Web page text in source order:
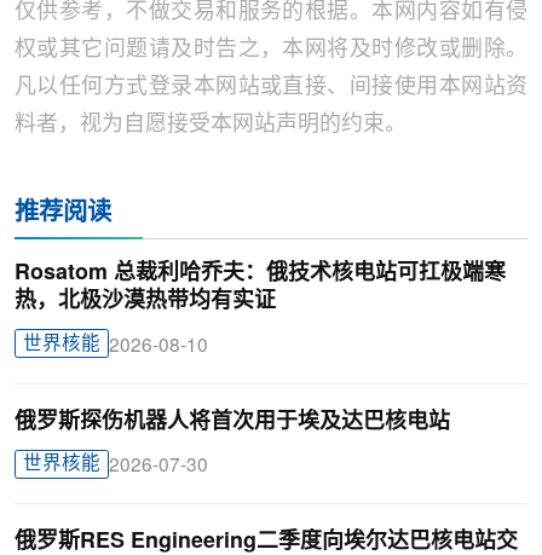
仅供参考，不做交易和服务的根据。本网内容如有侵
权或其它问题请及时告之，本网将及时修改或删除。
凡以任何方式登录本网站或直接、间接使用本网站资
料者，视为自愿接受本网站声明的约束。
推荐阅读
Rosatom 总裁利哈乔夫：俄技术核电站可扛极端寒
热，北极沙漠热带均有实证
世界核能 2026-08-10
俄罗斯探伤机器人将首次用于埃及达巴核电站
世界核能 2026-07-30
俄罗斯RES Engineering二季度向埃尔达巴核电站交